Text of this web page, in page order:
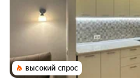
высокий спрос